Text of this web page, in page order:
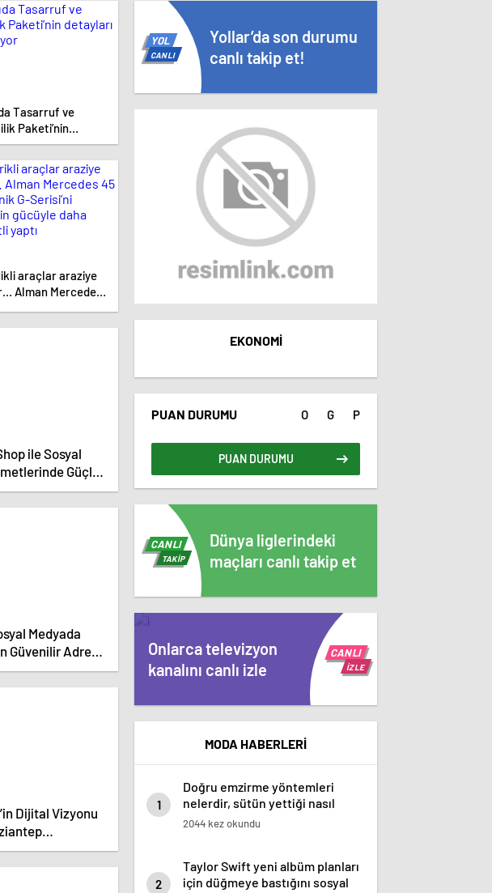
Tasarruf ve
Paketi’nin
belli oluyor
araçlar araziye
Alman Mercedes
ile Sosyal
Güçlü
Medyada
Güvenilir Adresi
Çıkıyor
Dijital Vizyonu
Teknopark’tan
Yollar’da son durumu
canlı takip et!
YOL
CANLI
EKONOMI
PUAN DURUMU O G P
PUAN DURUMU
Dünya liglerindeki
maçları canlı takip et
CANLI
TAKİP
Onlarca televizyon
kanalını canlı izle
CANLI
İZLE
MODA HABERLERİ
1
Doğru emzirme yöntemleri
nelerdir, sütün yettiği nasıl
anlaşılır?
2044 kez okundu
2
Taylor Swift yeni albüm planları
için düğmeye bastığını sosyal